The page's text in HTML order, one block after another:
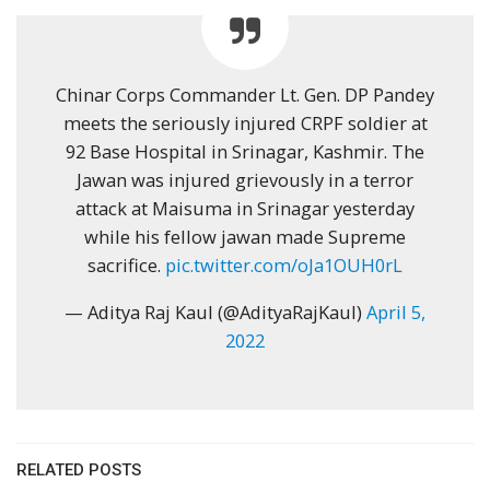
Chinar Corps Commander Lt. Gen. DP Pandey
meets the seriously injured CRPF soldier at
92 Base Hospital in Srinagar, Kashmir. The
Jawan was injured grievously in a terror
attack at Maisuma in Srinagar yesterday
while his fellow jawan made Supreme
sacrifice. pic.twitter.com/oJa1OUH0rL
— Aditya Raj Kaul (@AdityaRajKaul) April 5,
2022
RELATED POSTS